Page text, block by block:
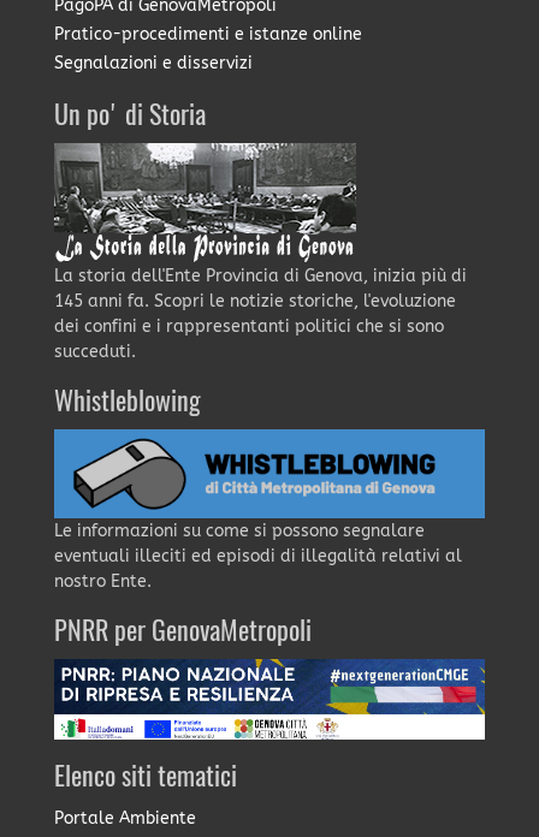
PagoPA di GenovaMetropoli
Pratico-procedimenti e istanze online
Segnalazioni e disservizi
Un po' di Storia
La storia dell'Ente Provincia di Genova, inizia più di
145 anni fa. Scopri le notizie storiche, l'evoluzione
dei confini e i rappresentanti politici che si sono
succeduti.
Whistleblowing
Le informazioni su come si possono segnalare
eventuali illeciti ed episodi di illegalità relativi al
nostro Ente.
PNRR per GenovaMetropoli
Elenco siti tematici
Portale Ambiente